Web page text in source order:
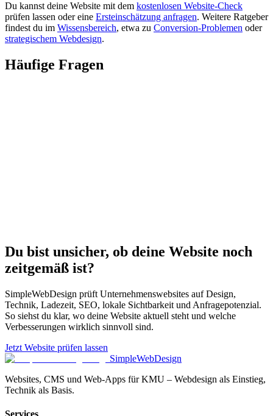
Du kannst deine Website mit dem kostenlosen Website-Check
prüfen lassen oder eine Ersteinschätzung anfragen. Weitere Ratgeber
findest du im Wissensbereich, etwa zu Conversion-Problemen oder
strategischem Webdesign.
Häufige Fragen
Du bist unsicher, ob deine Website noch
zeitgemäß ist?
SimpleWebDesign prüft Unternehmenswebsites auf Design,
Technik, Ladezeit, SEO, lokale Sichtbarkeit und Anfragepotenzial.
So siehst du klar, wo deine Website aktuell steht und welche
Verbesserungen wirklich sinnvoll sind.
Jetzt Website prüfen lassen
SimpleWebDesign
Websites, CMS und Web-Apps für KMU – Webdesign als Einstieg,
Technik als Basis.
Services